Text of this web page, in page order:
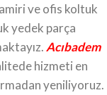
ve ofis koltuk
yedek parça
Acıbadem
hizmeti en
yeniliyoruz.